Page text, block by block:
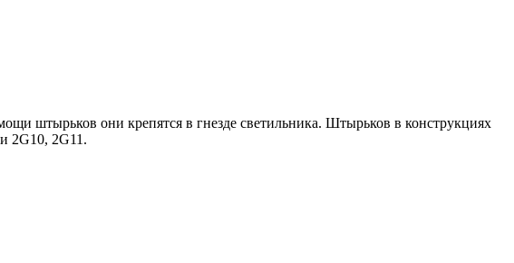
штырьков они крепятся в гнезде светильника. Штырьков в конструкциях
2G10, 2G11.